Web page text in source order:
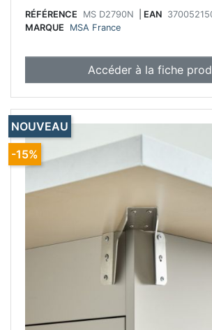
RÉFÉRENCE MS D2790N EAN
MARQUE
MSA France
Accéder à la fiche
NOUVEAU
-15%